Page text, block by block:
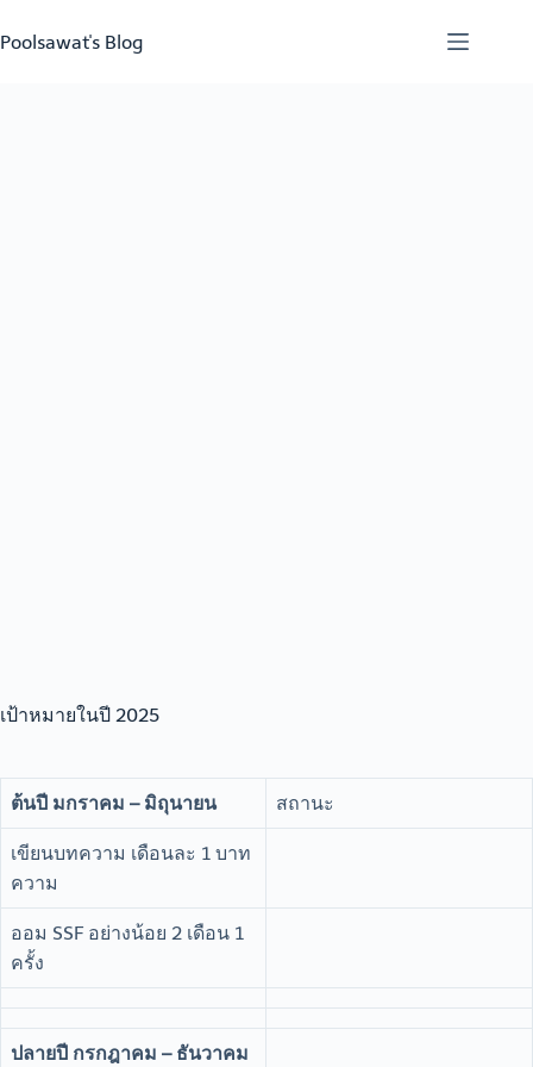
to
content
Poolsawat's Blog
เป้าหมายในปี 2025
ต้นปี มกราคม – มิถุนายน สถานะ
เขียนบทความ เดือนละ 1 บาท
ความ
ออม SSF อย่างน้อย 2 เดือน 1
ครั้ง
ปลายปี กรกฎาคม – ธันวาคม